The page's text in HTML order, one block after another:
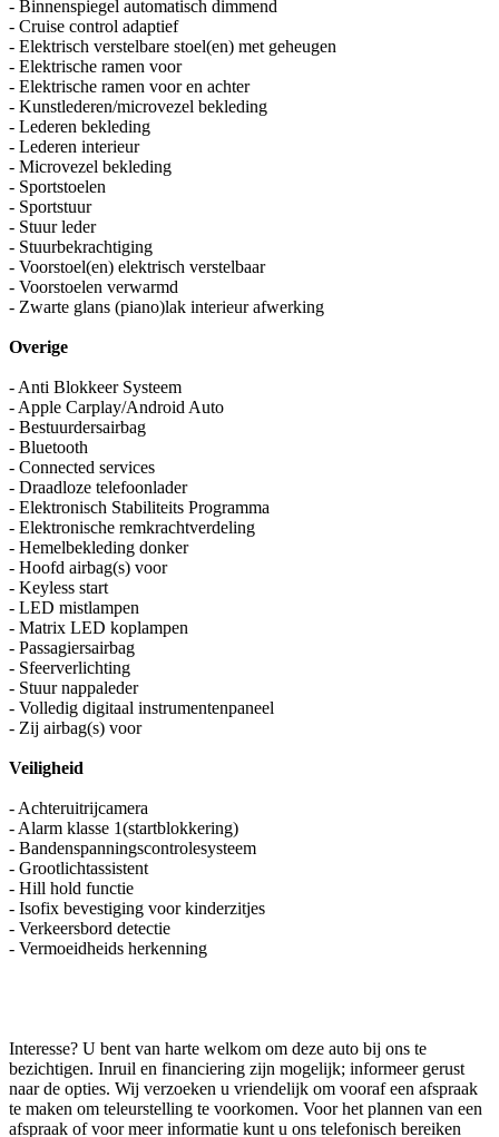
- Binnenspiegel automatisch dimmend
- Cruise control adaptief
- Elektrisch verstelbare stoel(en) met geheugen
- Elektrische ramen voor
- Elektrische ramen voor en achter
- Kunstlederen/microvezel bekleding
- Lederen bekleding
- Lederen interieur
- Microvezel bekleding
- Sportstoelen
- Sportstuur
- Stuur leder
- Stuurbekrachtiging
- Voorstoel(en) elektrisch verstelbaar
- Voorstoelen verwarmd
- Zwarte glans (piano)lak interieur afwerking
Overige
- Anti Blokkeer Systeem
- Apple Carplay/Android Auto
- Bestuurdersairbag
- Bluetooth
- Connected services
- Draadloze telefoonlader
- Elektronisch Stabiliteits Programma
- Elektronische remkrachtverdeling
- Hemelbekleding donker
- Hoofd airbag(s) voor
- Keyless start
- LED mistlampen
- Matrix LED koplampen
- Passagiersairbag
- Sfeerverlichting
- Stuur nappaleder
- Volledig digitaal instrumentenpaneel
- Zij airbag(s) voor
Veiligheid
- Achteruitrijcamera
- Alarm klasse 1(startblokkering)
- Bandenspanningscontrolesysteem
- Grootlichtassistent
- Hill hold functie
- Isofix bevestiging voor kinderzitjes
- Verkeersbord detectie
- Vermoeidheids herkenning
Interesse? U bent van harte welkom om deze auto bij ons te
bezichtigen. Inruil en financiering zijn mogelijk; informeer gerust
naar de opties. Wij verzoeken u vriendelijk om vooraf een afspraak
te maken om teleurstelling te voorkomen. Voor het plannen van een
afspraak of voor meer informatie kunt u ons telefonisch bereiken